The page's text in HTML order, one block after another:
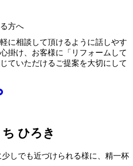
方へ
に相談して頂けるように話しやす
掛け、お客様に「リフォームして
ていただけるご提案を大切にして
ひろき
しでも近づけられる様に、精一杯